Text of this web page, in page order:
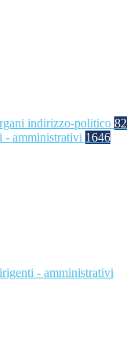
indirizzo-politico 82
- amministrativi 1646
- amministrativi